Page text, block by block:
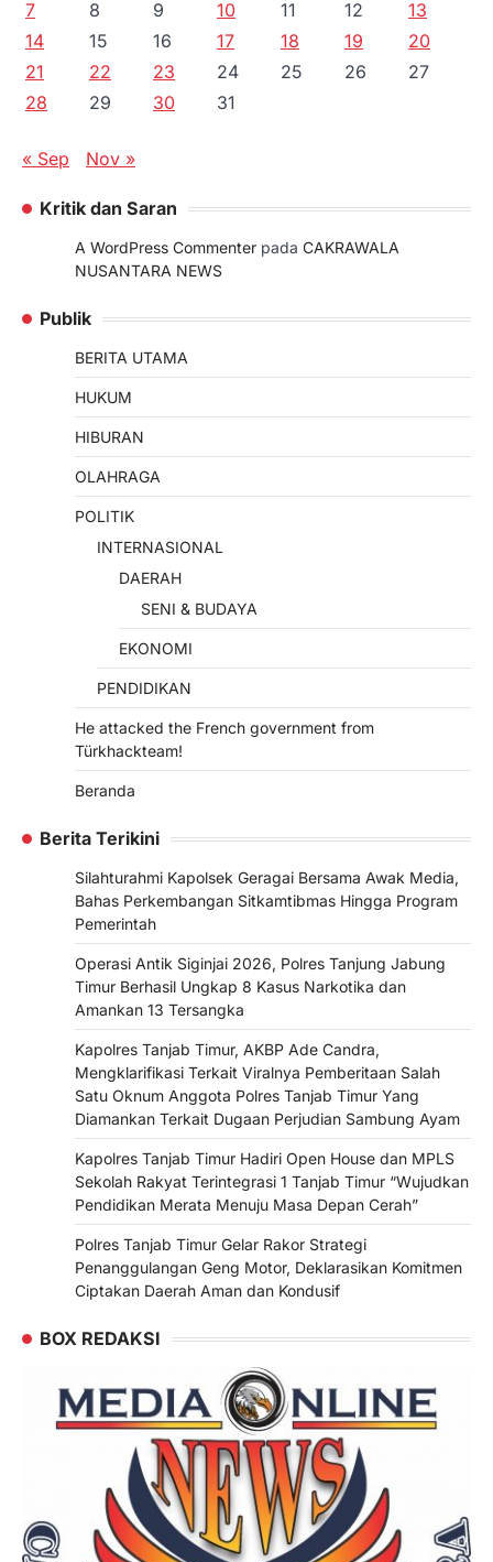
7 8 9 10 11 12
13
14
15 16 17 18 19
20
21
22 23 24 25 26
27
28
29 30 31
« Sep Nov »
Kritik dan Saran
A WordPress Commenter pada CAKRAWALA
NUSANTARA NEWS
Publik
BERITA UTAMA
HUKUM
HIBURAN
OLAHRAGA
POLITIK
INTERNASIONAL
DAERAH
SENI & BUDAYA
EKONOMI
PENDIDIKAN
He attacked the French government from
Türkhackteam!
Beranda
Berita Terikini
Silahturahmi Kapolsek Geragai Bersama Awak Media,
Bahas Perkembangan Sitkamtibmas Hingga Program
Pemerintah
Operasi Antik Siginjai 2026, Polres Tanjung Jabung
Timur Berhasil Ungkap 8 Kasus Narkotika dan
Amankan 13 Tersangka
Kapolres Tanjab Timur, AKBP Ade Candra,
Mengklarifikasi Terkait Viralnya Pemberitaan Salah
Satu Oknum Anggota Polres Tanjab Timur Yang
Diamankan Terkait Dugaan Perjudian Sambung Ayam
Kapolres Tanjab Timur Hadiri Open House dan MPLS
Sekolah Rakyat Terintegrasi 1 Tanjab Timur “Wujudkan
Pendidikan Merata Menuju Masa Depan Cerah”
Polres Tanjab Timur Gelar Rakor Strategi
Penanggulangan Geng Motor, Deklarasikan Komitmen
Ciptakan Daerah Aman dan Kondusif
BOX REDAKSI